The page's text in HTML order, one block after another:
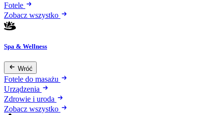
Fotele
Zobacz wszystko
Spa & Wellness
Wróć
Fotele do masażu
Urządzenia
Zdrowie i uroda
Zobacz wszystko